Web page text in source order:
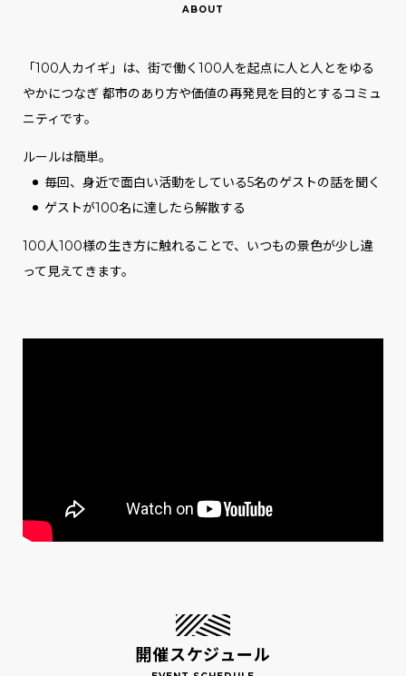
「100人カイギ」は、街で働く100人を起点に人と人とをゆる
やかにつなぎ 都市のあり方や価値の再発見を目的とするコミュ
ニティです。
ルールは簡単。
毎回、身近で面白い活動をしている5名のゲストの話を聞く
ゲストが100名に達したら解散する
100人100様の生き方に触れることで、いつもの景色が少し違
って見えてきます。
開催スケジュール